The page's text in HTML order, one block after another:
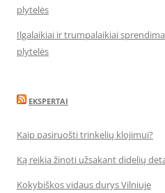
plytelės
Ilgalaikiai ir trumpalaikiai
plytelės
EKSPERTAI
Kaip pasiruošti trinkelių klojimui?
Ką reikia žinoti užsakant didelių
Kokybiškos vidaus durys Vilniuje